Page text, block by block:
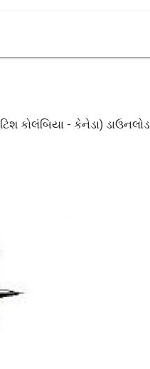
કોલંબિયા - કેનેડા) ડાઉનલોડ